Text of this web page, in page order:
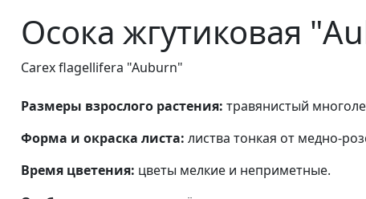
Осока жгутиковая
Carex flagellifera "Auburn"
Размеры взрослого растения: травянистый
Форма и окраска листа: листва тонкая от медно-
Время цветения: цветы мелкие и неприметные.